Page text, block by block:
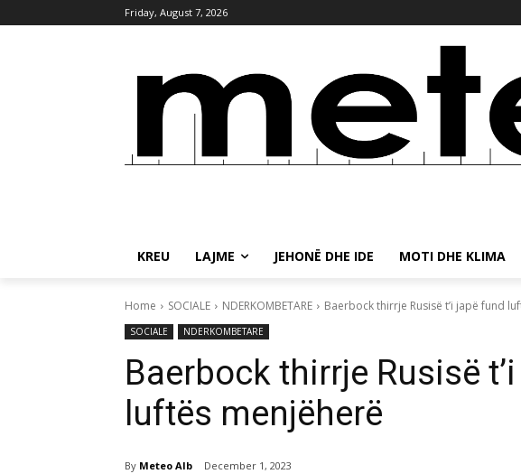
Friday, August 7, 2026
KREU LAJME JEHONË DHE IDE MOTI DHE KLIMA
Home SOCIALE NDERKOMBETARE Baerbock thirrje Rusisë t’i japë fund
SOCIALE NDERKOMBETARE
Baerbock thirrje Rusisë
luftës menjëherë
By Meteo Alb December 1, 2023